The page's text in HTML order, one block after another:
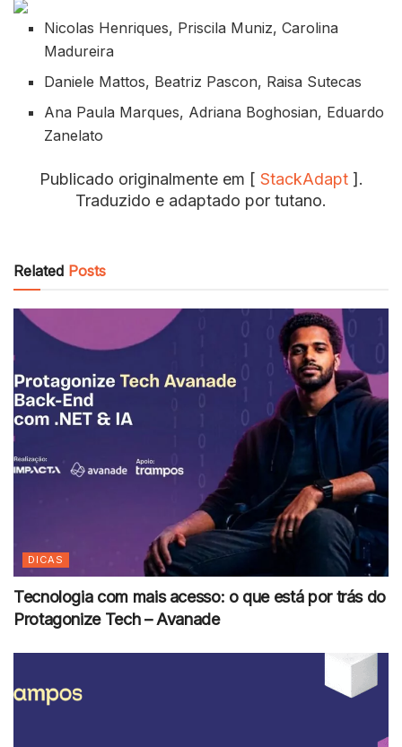
Nicolas Henriques, Priscila Muniz, Carolina
Madureira
Daniele Mattos, Beatriz Pascon, Raisa Sutecas
Ana Paula Marques, Adriana Boghosian, Eduardo
Zanelato
Publicado originalmente em [ StackAdapt].
Traduzido e adaptado por tutano.
Related Posts
DICAS
Tecnologia com mais acesso: o que está por trás do
Protagonize Tech – Avanade